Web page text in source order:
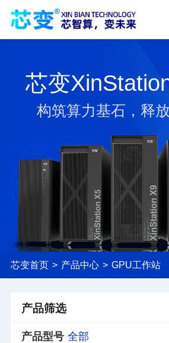
芯变
构筑算力基石，释
芯变首页 > 产品中心 > GPU工作站
产品筛选
产品型号 全部